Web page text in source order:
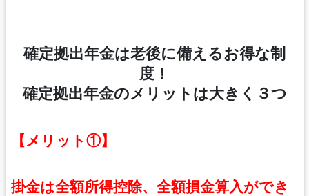
確定拠出年金は老後に備えるお得な制
度！
確定拠出年金のメリットは大きく３つ
【メリット①】
掛金は全額所得控除、全額損金算入ができ